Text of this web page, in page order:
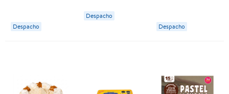
Despacho
Despacho
Despacho